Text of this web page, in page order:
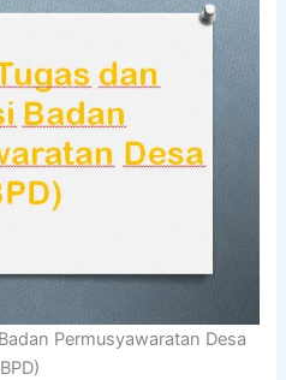
Permusyawaratan Desa